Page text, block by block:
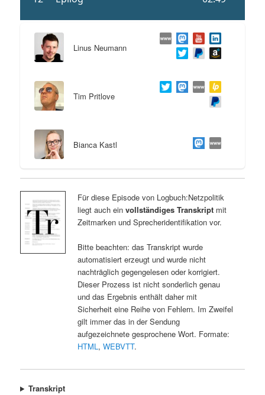
Linus Neumann
Tim Pritlove
Bianca Kastl
Für diese Episode von Logbuch:Netzpolitik
liegt auch ein vollständiges Transkriptmit
Zeitmarken und Sprecheridentifikation vor.
Bitte beachten: das Transkript wurde
automatisiert erzeugt und wurde nicht
nachträglich gegengelesen oder korrigiert.
Dieser Prozess ist nicht sonderlich genau
und das Ergebnis enthält daher mit
Sicherheit eine Reihe von Fehlern. Im Zweifel
gilt immer das in der Sendung
aufgezeichnete gesprochene Wort. Formate:
HTML, WEBVTT.
Transkript